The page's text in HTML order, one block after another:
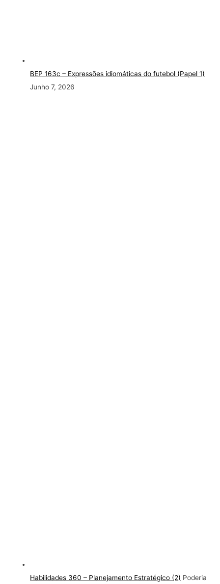
BEP 163c – Expressões idiomáticas do futebol (Papel 1)
Junho 7, 2026
Habilidades 360 – Planejamento Estratégico (2) Poderia